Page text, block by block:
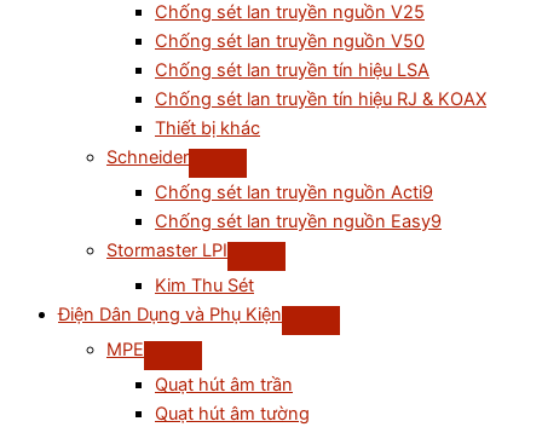
Chống sét lan truyền nguồn V25
Chống sét lan truyền nguồn V50
Chống sét lan truyền tín hiệu LSA
Chống sét lan truyền tín hiệu RJ & KOAX
Thiết bị khác
Schneider
Chống sét lan truyền nguồn Acti9
Chống sét lan truyền nguồn Easy9
Stormaster LPI
Kim Thu Sét
Điện Dân Dụng và Phụ Kiện
MPE
Quạt hút âm trần
Quạt hút âm tường